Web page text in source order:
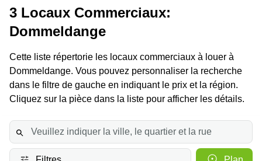
Pages
de
produits
Bureau
Centre
d’affaires
Coworking
Salles
de
réunion
Villes
Populaires
Esch-
sur-
Alzette
Senningerberg
Bertrange
Recherches
populaires
Luxembourg
Salle de
réunion
Bertrange
Centre
Aide
Qui sommes-nous?
Publier un bureau
Prix
Connexion
Choisissez une langue
3 Locaux Commerciaux:
Dommeldange
Cette liste répertorie les locaux commerciaux à louer à
Dommeldange. Vous pouvez personnaliser la recherche
dans le filtre de gauche en indiquant le prix et la région.
Cliquez sur la pièce dans la liste pour afficher les détails.